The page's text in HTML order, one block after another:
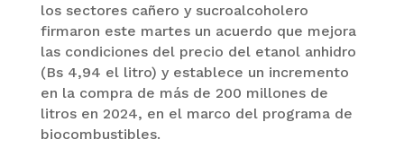
los sectores cañero y sucroalcoholero
firmaron este martes un acuerdo que mejora
las condiciones del precio del etanol anhidro
(Bs 4,94 el litro) y establece un incremento
en la compra de más de 200 millones de
litros en 2024, en el marco del programa de
biocombustibles.